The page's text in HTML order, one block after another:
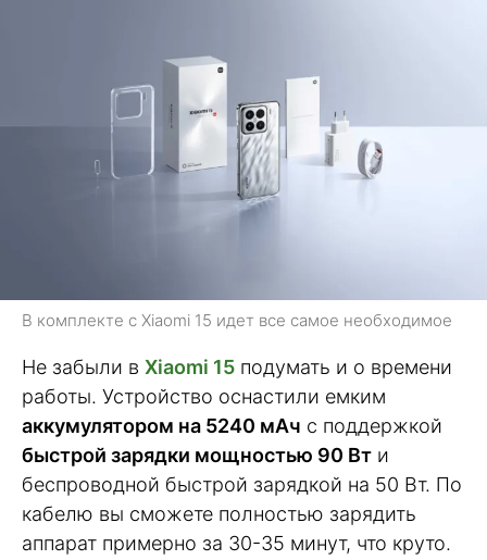
В комплекте с Xiaomi 15 идет все самое необходимое
Не забыли в Xiaomi 15 подумать и о времени
работы. Устройство оснастили емким
аккумулятором на 5240 мАч с поддержкой
быстрой зарядки мощностью 90 Вт и
беспроводной быстрой зарядкой на 50 Вт. По
кабелю вы сможете полностью зарядить
аппарат примерно за 30-35 минут, что круто.